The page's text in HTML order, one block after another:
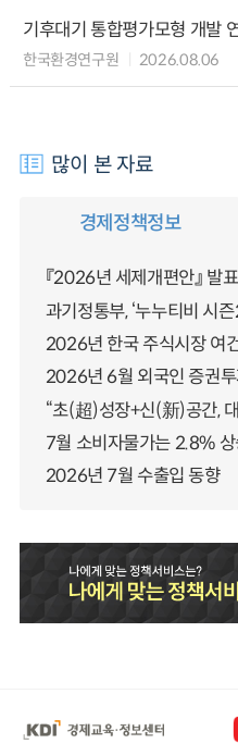
기후대기 통합평가모형 개발
한국환경연구원 2026.08.06
많이 본 자료
경제정책정보
『2026년 세제개편안』 발표
과기정통부, ‘누누티비 시
2026년 한국 주식시장 여
2026년 6월 외국인 증권
“초(超)성장+신(新)공간,
7월 소비자물가는 2.8%
2026년 7월 수출입 동향